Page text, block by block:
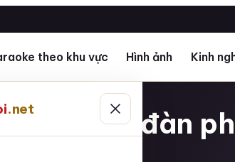
theo khu vực Hình ảnh Kinh
.net
p xã đàn